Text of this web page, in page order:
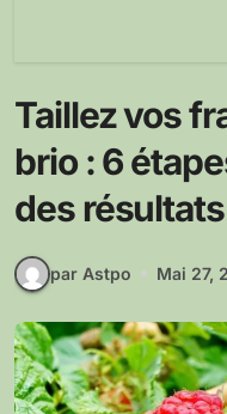
Taillez vos
brio : 6
des
par Astpo Mai 27,